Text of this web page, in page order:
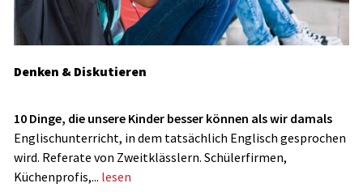
Denken & Diskutieren
10 Dinge, die unsere Kinder besser können als wir damals
Englischunterricht, in dem tatsächlich Englisch gesprochen
wird. Referate von Zweitklässlern. Schülerfirmen,
Küchenprofis,... lesen